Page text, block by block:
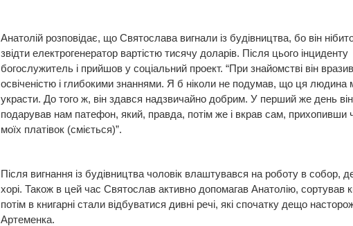
Анатолій розповідає, що Святослава вигнали із будівництва, бо він
звідти електрогенератор вартістю тисячу доларів. Після цього інциденту
богослужитель і прийшов у соціальний проект. “При знайомстві він
освіченістю і глибокими знаннями. Я б ніколи не подумав, що ця
украсти. До того ж, він здався надзвичайно добрим. У перший же день він
подарував нам патефон, який, правда, потім же і вкрав сам, прихопивши
моїх платівок (сміється)”.
Після вигнання із будівництва чоловік влаштувався на роботу в собор,
хорі. Також в цей час Святослав активно допомагав Анатолію, сортував
потім в книгарні стали відбуватися дивні речі, які спочатку дещо
Артеменка.